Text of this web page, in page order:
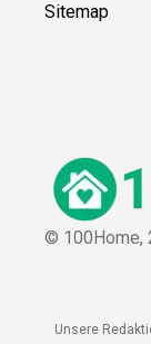
Sitemap
© 100Home,
Unsere